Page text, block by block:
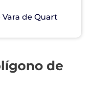
de Quart
de